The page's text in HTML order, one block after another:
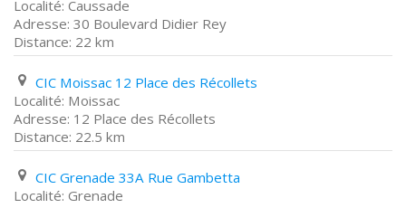
Caussade
30 Boulevard Didier Rey
22 km
CIC Moissac 12 Place des Récollets
Moissac
12 Place des Récollets
22.5 km
CIC Grenade 33A Rue Gambetta
Grenade